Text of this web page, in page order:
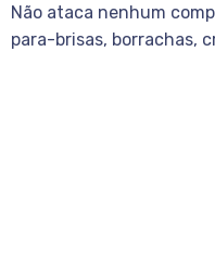
Não ataca nenhum
para-brisas, borrachas,